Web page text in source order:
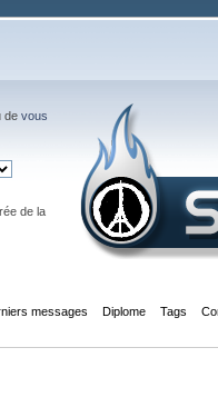
de vous
de la
messages Diplome Tags